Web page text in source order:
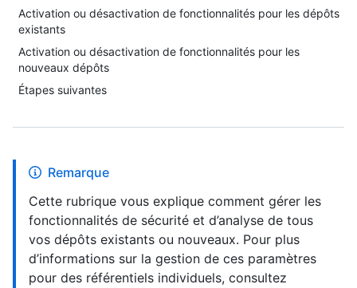
Activation ou désactivation de fonctionnalités pour les dépôts
existants
Activation ou désactivation de fonctionnalités pour les
nouveaux dépôts
Étapes suivantes
Remarque
Cette rubrique vous explique comment gérer les
fonctionnalités de sécurité et d’analyse de tous
vos dépôts existants ou nouveaux. Pour plus
d’informations sur la gestion de ces paramètres
pour des référentiels individuels, consultez